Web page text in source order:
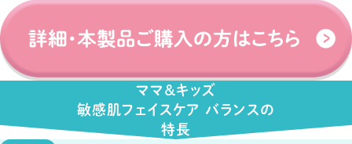
ママ＆キッズ
敏感肌フェイスケア バランスの
特長